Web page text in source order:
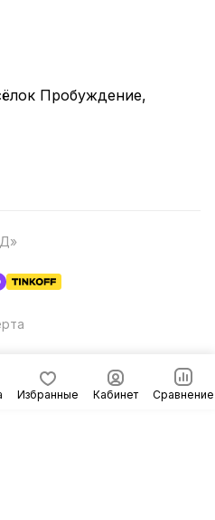
Избранные Кабинет Сравнение
Пробуждение,